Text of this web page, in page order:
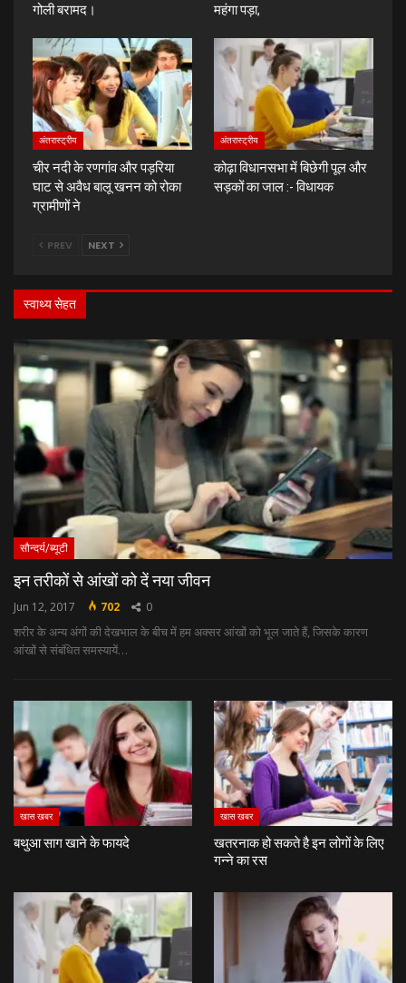
गोली बरामद।
महंगा पड़ा,
अंतरास्ट्रीय
चीर नदी के रणगांव और पड़रिया
घाट से अवैध बालू खनन को रोका
ग्रामीणों ने
अंतरास्ट्रीय
कोढ़ा विधानसभा में बिछेगी पूल और
सड़कों का जाल :- विधायक
PREV NEXT
स्वाथ्य सेहत
सौन्दर्य/ब्यूटी
इन तरीकों से आंखों को दें नया जीवन
Jun 12, 2017 702 0
शरीर के अन्‍य अंगों की देखभाल के बीच में हम अक्‍सर आंखों को भूल जाते हैं, जिसके कारण
आंखों से संबंधित समस्‍यायें…
खास खबर
बथुआ साग खाने के फायदे
खास खबर
खतरनाक हो सकते है इन लोगों के लिए
गन्ने का रस